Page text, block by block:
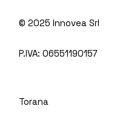
© 2025Innovea Srl
P.IVA:06551190157
Torana